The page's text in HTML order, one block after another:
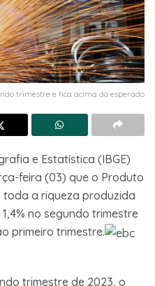
trimestre e fica acima do esperado
e Estatística (IBGE)
feira (03) que o Produto
toda a riqueza produzida
no segundo trimestre
primeiro trimestre.
trimestre de 2023, o